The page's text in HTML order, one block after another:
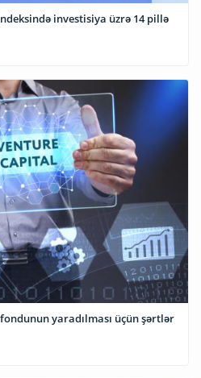
investisiya üzrə 14 pillə
yaradılması üçün şərtlər